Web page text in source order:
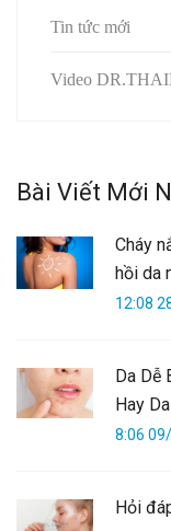
Tin tức mới
Video
Bài Viết Mới
Cháy
hồi da
12:08
Da Dễ
Hay
8:06
Hỏi